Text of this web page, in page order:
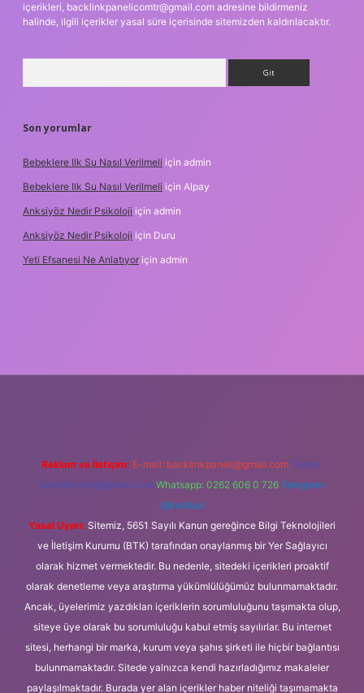
içerikleri, backlinkpanelicomtr@gmail.com adresine bildirmeniz
halinde, ilgili içerikler yasal süre içerisinde sitemizden kaldırılacaktır.
Son yorumlar
Bebeklere Ilk Su Nasıl Verilmeli için admin
Bebeklere Ilk Su Nasıl Verilmeli için Alpay
Anksiyöz Nedir Psikoloji için admin
Anksiyöz Nedir Psikoloji için Duru
Yeti Efsanesi Ne Anlatıyor için admin
Reklam ve İletişim: E-mail: backlinkpaneli@gmail.com Teams:
forumhizmeti@gmail.com Whatsapp: 0262 606 0 726 Telegram:
@karabul
Yasal Uyarı: Sitemiz, 5651 Sayılı Kanun gereğince Bilgi Teknolojileri
ve İletişim Kurumu (BTK) tarafından onaylanmış bir Yer Sağlayıcı
olarak hizmet vermektedir. Bu nedenle, sitedeki içerikleri proaktif
olarak denetleme veya araştırma yükümlülüğümüz bulunmamaktadır.
Ancak, üyelerimiz yazdıkları içeriklerin sorumluluğunu taşımakta olup,
siteye üye olarak bu sorumluluğu kabul etmiş sayılırlar. Bu internet
sitesi, herhangi bir marka, kurum veya şahıs şirketi ile hiçbir bağlantısı
bulunmamaktadır. Sitede yalnızca kendi hazırladığımız makaleler
paylaşılmaktadır. Burada yer alan içerikler haber niteliği taşımamakta